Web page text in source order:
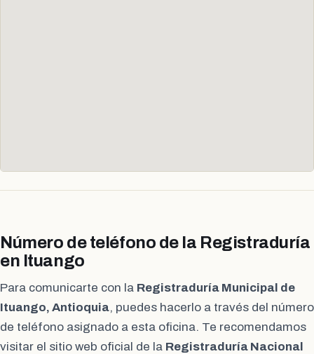
Número de teléfono de la Registraduría
en Ituango
Para comunicarte con la Registraduría Municipal de
Ituango, Antioquia, puedes hacerlo a través del número
de teléfono asignado a esta oficina. Te recomendamos
visitar el sitio web oficial de la Registraduría Nacional